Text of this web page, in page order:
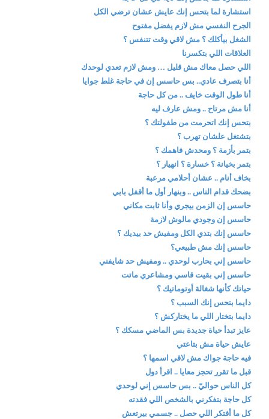
استشارة لما بتحس إنك عايش عشان ترضي الكل
الجرح النفسي مش لازم يفضل مفتوح
الشغل بيأكلك ؟ مش لاقي وقت تتنفس ؟
العلاقات اللي بتكسرنا
اللي حصل معاك مش قليل … ومش لازم تعدي لوحدك
أنا بتصرف عادي.. بس حاسس إن في حاجة غلط جوايا
أنا طول الوقت خايف .. من كل حاجة
أنا مش مرتاح .. ومش عارف ليه
بتحس إنك اتحرمت من طفولتك ؟
بتشتغل علشان تهرب ؟
بتمر بأزمة ؟ ومحدش فاهمك ؟
بتمر بخيانة ؟ خسارة ؟ انهيار ؟
بخاف أنام .. عشان أحلامي مرعبة
بضحك قدام الناس .. وبنهار أول ما أقفل بابي
حاسس إن الزمن بيجري وأنا ثابت مكاني
حاسس إن وجودي مالوش لازمة
حاسس إنك بتدي الكل ومفيش حد بيديك ؟
حاسس إنك مش طبيعي؟
حاسس إني بحارب لوحدي .. ومفيش حد شايفني
حاسس إني بقيت قاسي ومشاعري ماتت
حياتك كأنها شغالة أوتوماتيك ؟
دايما بتحس إنك السبب ؟
دايما بتختار اللي ما يختاركش ؟
عايز تبدأ حياة جديدة بس الماضي مسكك ؟
عايش حياة مش بتاعتي
فيه حاجة جواك مش لاقي اسمها ؟
قبل ما تقرر تحجز معايا .. اقرأ دول
كل الناس حواليّ .. بس حاسس إني لوحدي
كل حاجة بتفكرني بالشخص اللي فقدته
كل ما أفتكر اللي حصل .. جسمي بيرتعش